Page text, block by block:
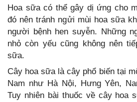
Hoa sữa có thể gây dị ứng cho
đó nên tránh ngửi mùi hoa sữa
người bệnh hen suyễn. Những
nhỏ còn yếu cũng không nên
sữa.
Cây hoa sữa là cây phổ biến tại
Nam như Hà Nội, Hưng Yên,
Tuy nhiên bài thuốc về cây hoa